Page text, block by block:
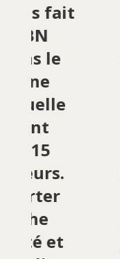
fait
JBN
le
115
et